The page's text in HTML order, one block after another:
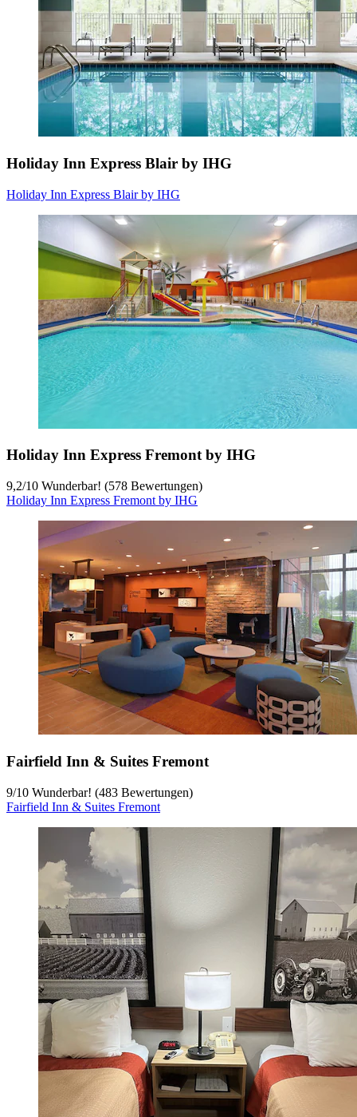
Holiday Inn Express Blair by IHG
Holiday Inn Express Blair by IHG
Holiday Inn Express Fremont by IHG
9,2/10 Wunderbar! (578 Bewertungen)
Holiday Inn Express Fremont by IHG
Fairfield Inn & Suites Fremont
9/10 Wunderbar! (483 Bewertungen)
Fairfield Inn & Suites Fremont